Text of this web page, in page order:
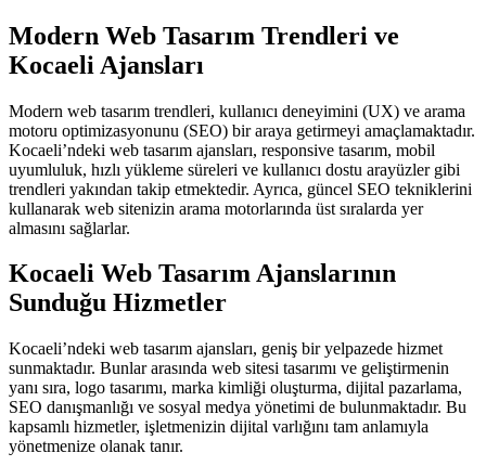
Modern Web Tasarım Trendleri ve
Kocaeli Ajansları
Modern web tasarım trendleri, kullanıcı deneyimini (UX) ve arama
motoru optimizasyonunu (SEO) bir araya getirmeyi amaçlamaktadır.
Kocaeli’ndeki web tasarım ajansları, responsive tasarım, mobil
uyumluluk, hızlı yükleme süreleri ve kullanıcı dostu arayüzler gibi
trendleri yakından takip etmektedir. Ayrıca, güncel SEO tekniklerini
kullanarak web sitenizin arama motorlarında üst sıralarda yer
almasını sağlarlar.
Kocaeli Web Tasarım Ajanslarının
Sunduğu Hizmetler
Kocaeli’ndeki web tasarım ajansları, geniş bir yelpazede hizmet
sunmaktadır. Bunlar arasında web sitesi tasarımı ve geliştirmenin
yanı sıra, logo tasarımı, marka kimliği oluşturma, dijital pazarlama,
SEO danışmanlığı ve sosyal medya yönetimi de bulunmaktadır. Bu
kapsamlı hizmetler, işletmenizin dijital varlığını tam anlamıyla
yönetmenize olanak tanır.